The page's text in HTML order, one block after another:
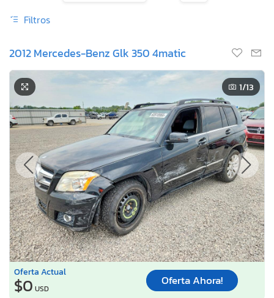
Filtros
2012 Mercedes-Benz Glk 350 4matic
1/13
Oferta Actual
$0 USD
Oferta Ahora!